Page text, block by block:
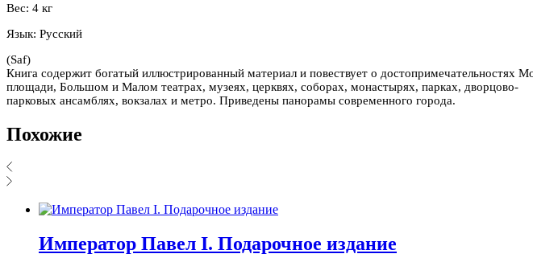
Вес: 4 кг
Язык: Русский
(Saf)
Книга содержит богатый иллюстрированный материал и повествует о
площади, Большом и Малом театрах, музеях, церквях, соборах, монастырях, парках, дворцово-
парковых ансамблях, вокзалах и метро. Приведены панорамы современного города.
Похожие
Император Павел I. Подарочное издание